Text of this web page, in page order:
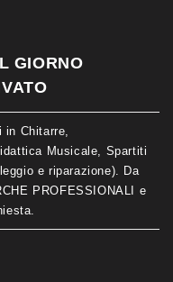
GIORNO
Chitarre,
Musicale, Spartiti
e riparazione). Da
PROFESSIONALI e